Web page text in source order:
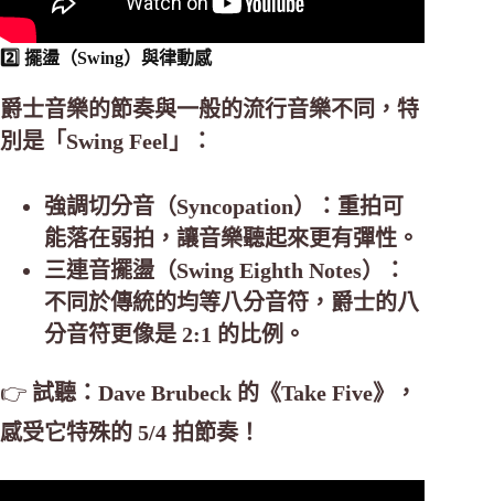
2️⃣ 擺盪（Swing）與律動感
爵士音樂的節奏與一般的流行音樂不同，特
別是「Swing Feel」：
強調切分音（Syncopation）：重拍可
能落在弱拍，讓音樂聽起來更有彈性。
三連音擺盪（Swing Eighth Notes）：
不同於傳統的均等八分音符，爵士的八
分音符更像是 2:1 的比例。
👉 試聽：Dave Brubeck 的《Take Five》，
感受它特殊的 5/4 拍節奏！